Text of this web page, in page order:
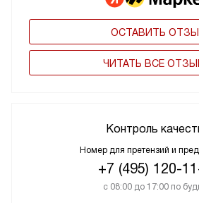
ОСТАВИТЬ
ЧИТАТЬ ВСЕ
Контроль
Номер для претензий и
+7 (495) 120-
с 08:00 до 17:00 по